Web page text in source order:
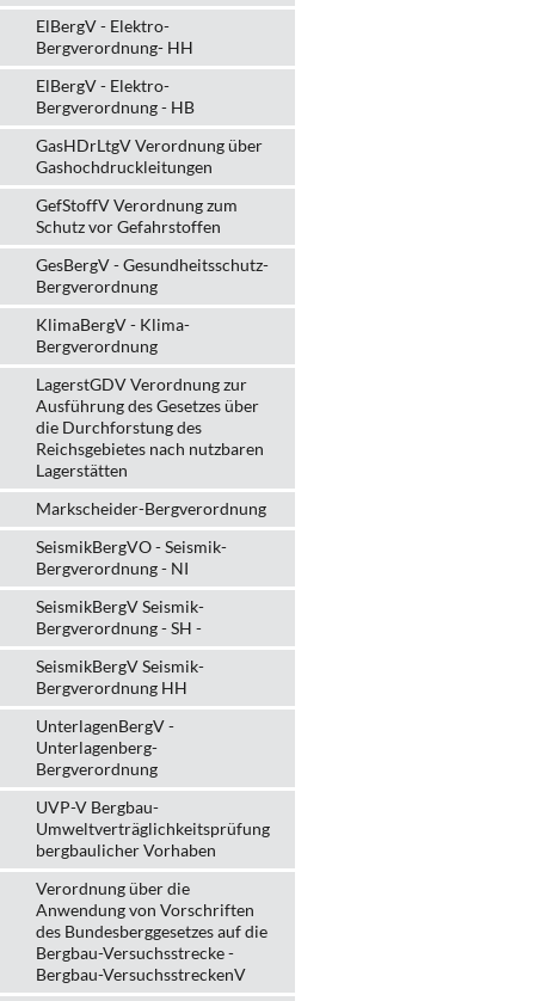
ElBergV - Elektro-
Bergverordnung- HH
ElBergV - Elektro-
Bergverordnung - HB
GasHDrLtgV Verordnung über
Gashochdruckleitungen
GefStoffV Verordnung zum
Schutz vor Gefahrstoffen
GesBergV - Gesundheitsschutz-
Bergverordnung
KlimaBergV - Klima-
Bergverordnung
LagerstGDV Verordnung zur
Ausführung des Gesetzes über
die Durchforstung des
Reichsgebietes nach nutzbaren
Lagerstätten
Markscheider-Bergverordnung
SeismikBergVO - Seismik-
Bergverordnung - NI
SeismikBergV Seismik-
Bergverordnung - SH -
SeismikBergV Seismik-
Bergverordnung HH
UnterlagenBergV -
Unterlagenberg-
Bergverordnung
UVP-V Bergbau-
Umweltverträglichkeits­prüfung
bergbau­licher Vorhaben
Verordnung über die
Anwendung von Vorschriften
des Bundesberggesetzes auf die
Bergbau-Versuchsstrecke -
Bergbau-VersuchsstreckenV